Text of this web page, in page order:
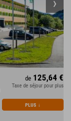
de 125,64 €
Taxe de séjour pour plus
PLUS ↓